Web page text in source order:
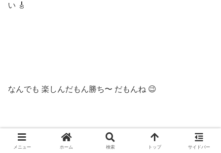
い 🎸
なんでも 楽しんだもん勝ち〜 だもんね 😉
メニュー ホーム 検索 トップ サイドバー